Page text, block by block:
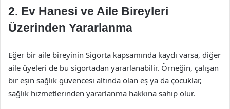
2. Ev Hanesi ve Aile Bireyleri
Üzerinden Yararlanma
Eğer bir aile bireyinin Sigorta kapsamında kaydı varsa, diğer
aile üyeleri de bu sigortadan yararlanabilir. Örneğin, çalışan
bir eşin sağlık güvencesi altında olan eş ya da çocuklar,
sağlık hizmetlerinden yararlanma hakkına sahip olur.